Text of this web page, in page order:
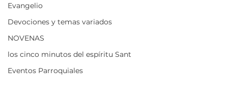
Evangelio
Devociones y temas variados
NOVENAS
los cinco minutos del espíritu Sant
Eventos Parroquiales